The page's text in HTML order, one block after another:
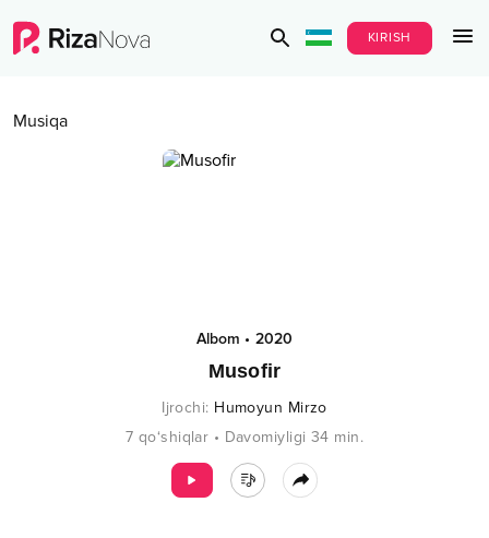
KIRISH
Musiqa
Albom • 2020
Musofir
Ijrochi: Humoyun Mirzo
7 qo‘shiqlar • Davomiyligi 34 min.